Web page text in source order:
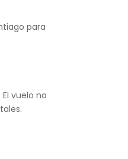
para
vuelo no